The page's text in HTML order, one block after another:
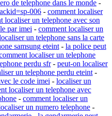
de telephone dans le monde -
006 - comment localiser
localiser un telephone avec son
par imei - comment localiser un
un telephone sans la carte
samsung eteint - la police peut
localiser un telephone
perdu sfr- peut-on localiser
un telephone perdu eteint -
le code imei - localiser un
localiser un telephone avec
- comment localiser un
un numero telephone -